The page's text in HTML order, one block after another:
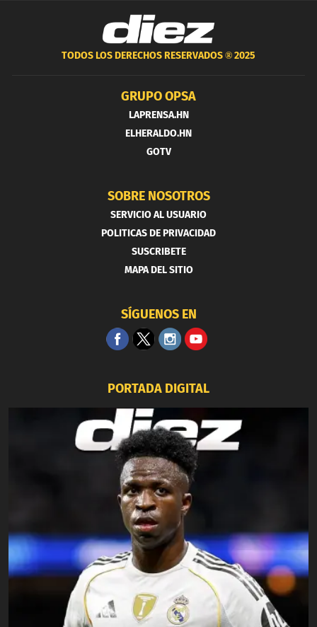
TODOS LOS DERECHOS RESERVADOS ®2025
GRUPO OPSA
LAPRENSA.HN
ELHERALDO.HN
GOTV
SOBRE NOSOTROS
SERVICIO AL USUARIO
POLITICAS DE PRIVACIDAD
SUSCRIBETE
MAPA DEL SITIO
SÍGUENOS EN
PORTADA DIGITAL